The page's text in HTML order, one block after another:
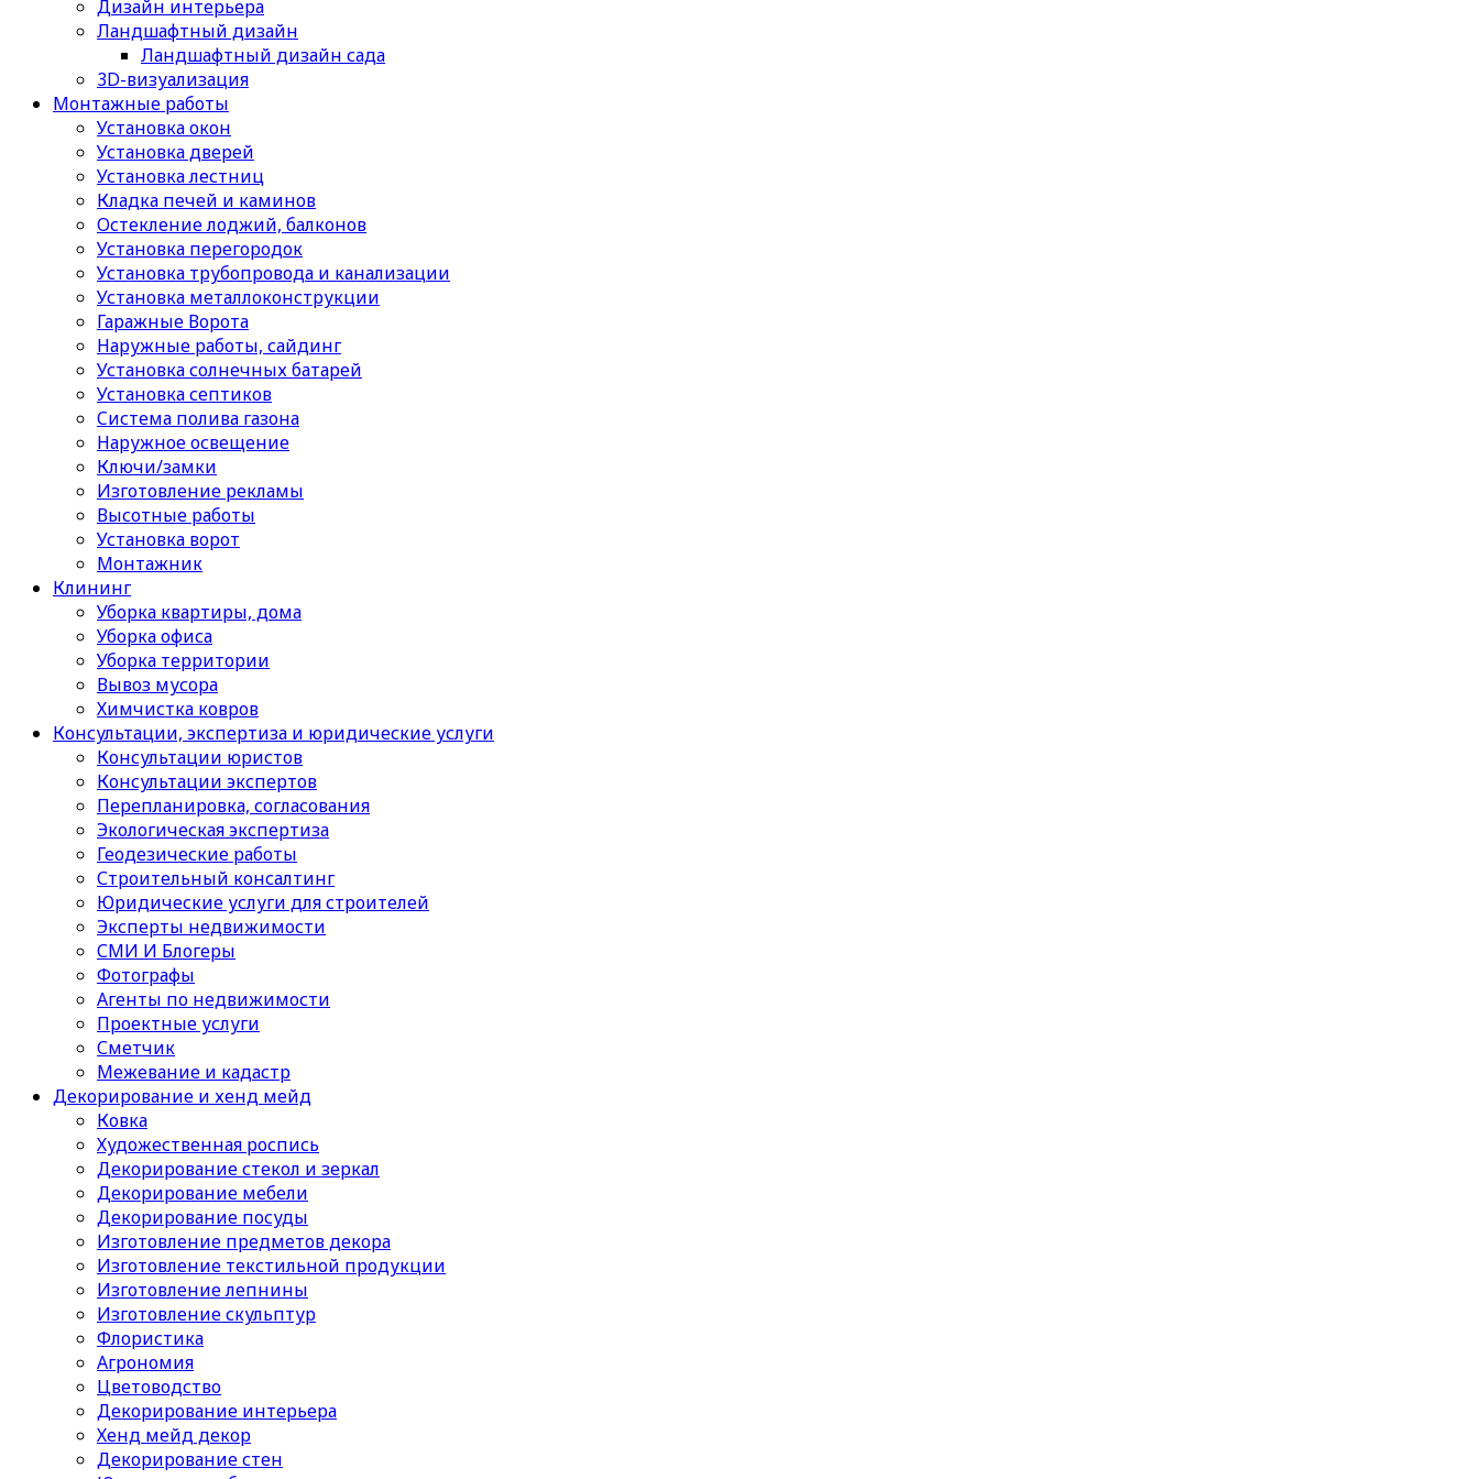
Дизайн интерьера
Ландшафтный дизайн
Ландшафтный дизайн сада
3D-визуализация
Монтажные работы
Установка окон
Установка дверей
Установка лестниц
Кладка печей и каминов
Остекление лоджий, балконов
Установка перегородок
Установка трубопровода и канализации
Установка металлоконструкции
Гаражные Ворота
Наружные работы, сайдинг
Установка солнечных батарей
Установка септиков
Cистема полива газона
Наружное освещение
Ключи/замки
Изготовление рекламы
Высотные работы
Установка ворот
Монтажник
Клининг
Уборка квартиры, дома
Уборка офиса
Уборка территории
Вывоз мусора
Химчистка ковров
Консультации, экспертиза и юридические услуги
Консультации юристов
Консультации экспертов
Перепланировка, согласования
Экологическая экспертиза
Геодезические работы
Строительный консалтинг
Юридические услуги для строителей
Эксперты недвижимости
СМИ И Блогеры
Фотографы
Агенты по недвижимости
Проектные услуги
Сметчик
Межевание и кадастр
Декорирование и хенд мейд
Ковка
Художественная роспись
Декорирование стекол и зеркал
Декорирование мебели
Декорирование посуды
Изготовление предметов декора
Изготовление текстильной продукции
Изготовление лепнины
Изготовление скульптур
Флористика
Агрономия
Цветоводство
Декорирование интерьера
Хенд мейд декор
Декорирование стен